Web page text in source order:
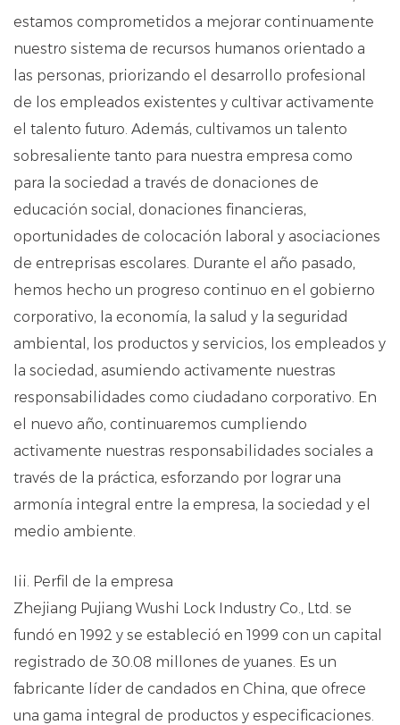
estamos comprometidos a mejorar continuamente
nuestro sistema de recursos humanos orientado a
las personas, priorizando el desarrollo profesional
de los empleados existentes y cultivar activamente
el talento futuro. Además, cultivamos un talento
sobresaliente tanto para nuestra empresa como
para la sociedad a través de donaciones de
educación social, donaciones financieras,
oportunidades de colocación laboral y asociaciones
de entreprisas escolares. Durante el año pasado,
hemos hecho un progreso continuo en el gobierno
corporativo, la economía, la salud y la seguridad
ambiental, los productos y servicios, los empleados y
la sociedad, asumiendo activamente nuestras
responsabilidades como ciudadano corporativo. En
el nuevo año, continuaremos cumpliendo
activamente nuestras responsabilidades sociales a
través de la práctica, esforzando por lograr una
armonía integral entre la empresa, la sociedad y el
medio ambiente.
Iii. Perfil de la empresa
Zhejiang Pujiang Wushi Lock Industry Co., Ltd. se
fundó en 1992 y se estableció en 1999 con un capital
registrado de 30.08 millones de yuanes. Es un
fabricante líder de candados en China, que ofrece
una gama integral de productos y especificaciones.